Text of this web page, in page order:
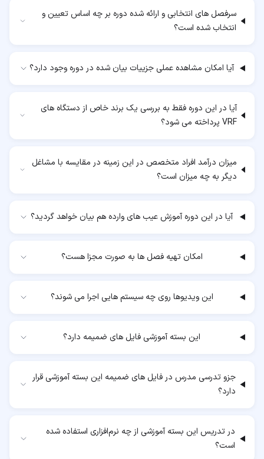
سرفصل های انتخابی و ارائه شده دوره بر چه اساس تعیین و
انتخاب شده است؟
آیا امکان مشاهده عملی جزییات بیان شده در دوره وجود دارد؟
آیا در این دوره فقط به بررسی یک برند خاص از دستگاه های
VRF پرداخته می شود؟
میزان درآمد افراد متخصص در این زمینه در مقایسه با مشاغل
دیگر به چه میزان است؟
آیا در این دوره آموزش عیب های وارده هم بیان خواهد گردید؟
امکان تهیه فصل ها به صورت مجزا هست؟
این ویدیوها روی چه سیستم هایی اجرا می شوند؟
این بسته آموزشی فایل های ضمیمه دارد؟
جزو تدرسی مدرس در فایل های ضمیمه این بسته آموزشی قرار
دارد؟
در تدریس این بسته آموزشی از چه نرم‌افزاری استفاده شده
است؟